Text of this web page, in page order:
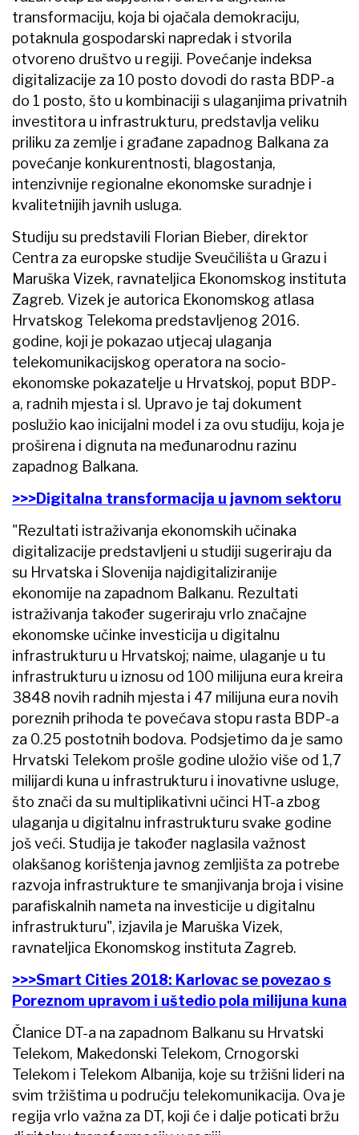
transformaciju, koja bi ojačala demokraciju,
potaknula gospodarski napredak i stvorila
otvoreno društvo u regiji. Povećanje indeksa
digitalizacije za 10 posto dovodi do rasta BDP-a
do 1 posto, što u kombinaciji s ulaganjima privatnih
investitora u infrastrukturu, predstavlja veliku
priliku za zemlje i građane zapadnog Balkana za
povećanje konkurentnosti, blagostanja,
intenzivnije regionalne ekonomske suradnje i
kvalitetnijih javnih usluga.
Studiju su predstavili Florian Bieber, direktor
Centra za europske studije Sveučilišta u Grazu i
Maruška Vizek, ravnateljica Ekonomskog instituta
Zagreb. Vizek je autorica Ekonomskog atlasa
Hrvatskog Telekoma predstavljenog 2016.
godine, koji je pokazao utjecaj ulaganja
telekomunikacijskog operatora na socio-
ekonomske pokazatelje u Hrvatskoj, poput BDP-
a, radnih mjesta i sl. Upravo je taj dokument
poslužio kao inicijalni model i za ovu studiju, koja je
proširena i dignuta na međunarodnu razinu
zapadnog Balkana.
>>>Digitalna transformacija u javnom sektoru
"Rezultati istraživanja ekonomskih učinaka
digitalizacije predstavljeni u studiji sugeriraju da
su Hrvatska i Slovenija najdigitaliziranije
ekonomije na zapadnom Balkanu. Rezultati
istraživanja također sugeriraju vrlo značajne
ekonomske učinke investicija u digitalnu
infrastrukturu u Hrvatskoj; naime, ulaganje u tu
infrastrukturu u iznosu od 100 milijuna eura kreira
3848 novih radnih mjesta i 47 milijuna eura novih
poreznih prihoda te povećava stopu rasta BDP-a
za 0.25 postotnih bodova. Podsjetimo da je samo
Hrvatski Telekom prošle godine uložio više od 1,7
milijardi kuna u infrastrukturu i inovativne usluge,
što znači da su multiplikativni učinci HT-a zbog
ulaganja u digitalnu infrastrukturu svake godine
još veći. Studija je također naglasila važnost
olakšanog korištenja javnog zemljišta za potrebe
razvoja infrastrukture te smanjivanja broja i visine
parafiskalnih nameta na investicije u digitalnu
infrastrukturu", izjavila je Maruška Vizek,
ravnateljica Ekonomskog instituta Zagreb.
>>>Smart Cities 2018: Karlovac se povezao s
Poreznom upravom i uštedio pola milijuna kuna
Članice DT-a na zapadnom Balkanu su Hrvatski
Telekom, Makedonski Telekom, Crnogorski
Telekom i Telekom Albanija, koje su tržišni lideri na
svim tržištima u području telekomunikacija. Ova je
regija vrlo važna za DT, koji će i dalje poticati bržu